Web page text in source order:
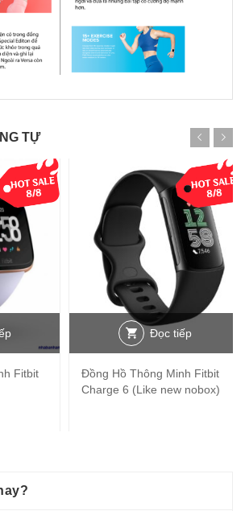
TỰ
Fitbit
Đọc tiếp
Đồng Hồ Thông Minh Fitbit
Charge 6 (Like new nobox)